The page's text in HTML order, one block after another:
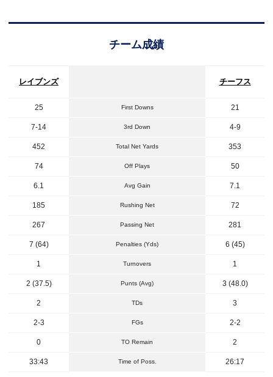
チーム成績
レイブンズ チーフス
25 First Downs 21
7-14 3rd Down 4-9
452 Total Net Yards 353
74 Off Plays 50
6.1 Avg Gain 7.1
185 Rushing Net 72
267 Passing Net 281
7 (64) Penalties (Yds) 6 (45)
1 Turnovers 1
2 (37.5) Punts (Avg) 3 (48.0)
2 TDs 3
2-3 FGs 2-2
0 TO Remain 2
33:43 Time of Poss. 26:17